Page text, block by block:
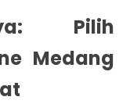
Pilih
Medang